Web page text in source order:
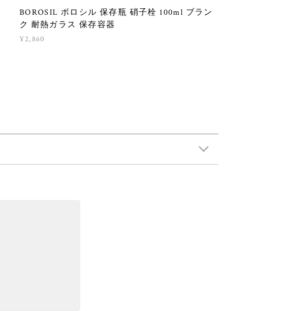
BOROSIL ボロシル 保存瓶 硝子栓 100ml ブラン
ク 耐熱ガラス 保存容器
¥2,860